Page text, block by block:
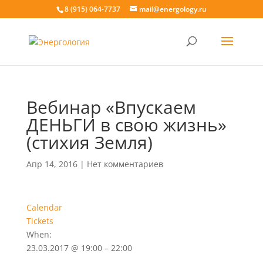
8 (915) 064-7737 mail@energology.ru
Вебинар «Впускаем
ДЕНЬГИ в свою жизнь»
(стихия Земля)
Апр 14, 2016| Нет комментариев
Calendar
Tickets
When:
23.03.2017 @ 19:00 – 22:00